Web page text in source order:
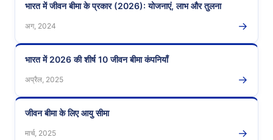
भारत में जीवन बीमा के प्रकार (2026): योजनाएं, लाभ और तुलना
अग, 2024 →
भारत में 2026 की शीर्ष 10 जीवन बीमा कंपनियाँ
अप्रैल, 2025 →
जीवन बीमा के लिए आयु सीमा
मार्च, 2025 →